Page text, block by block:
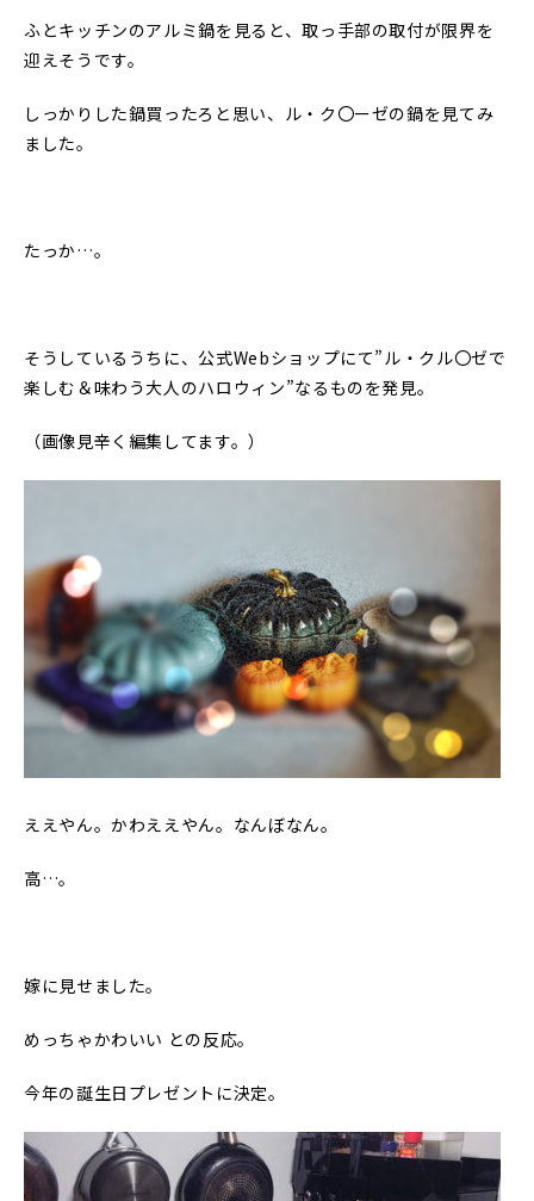
ふとキッチンのアルミ鍋を見ると、取っ手部の取付が限界を
迎えそうです。
しっかりした鍋買ったろと思い、ル・ク〇ーゼの鍋を見てみ
ました。
たっか…。
そうしているうちに、公式Webショップにて”ル・クル〇ゼで
楽しむ＆味わう大人のハロウィン”なるものを発見。
（画像見辛く編集してます。）
ええやん。かわええやん。なんぼなん。
高…。
嫁に見せました。
めっちゃかわいい との反応。
今年の誕生日プレゼントに決定。